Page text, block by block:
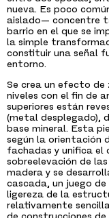
nueva. Es poco
aislado— concentre
barrio en el que se
la simple
constituir una señal
entorno.
Se crea un efecto de
niveles con el fin de
superiores están
(metal desplegado),
base mineral. Esta
según la orientación
fachadas y unifica el
sobreelevación de
madera y se
cascada, un juego
ligereza de la
relativamente